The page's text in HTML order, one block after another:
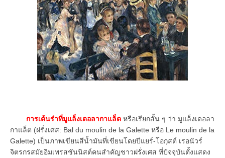
การเต้นรำที่มูแล็งเดอลากาแล็ต หรือเรียกสั้น ๆ ว่า มูแล็งเดอลา
กาแล็ต (ฝรั่งเศส: Bal du moulin de la Galette หรือ Le moulin de la
Galette) เป็นภาพเขียนสีน้ำมันที่เขียนโดยปีแยร์-โอกุสต์ เรอนัวร์
จิตรกรสมัยอิมเพรสชันนิสต์คนสำคัญชาวฝรั่งเศส ที่ปัจจุบันตั้งแสดง